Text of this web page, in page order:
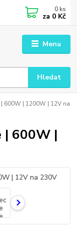
Menu
Hledat
0 ks
za 0 Kč
| 600W | 1200W | 12V na
| 600W |